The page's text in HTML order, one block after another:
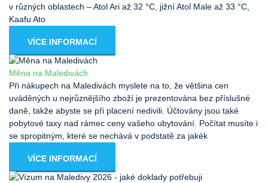
v různých oblastech – Atol Ari až 32 °C, jižní Atol Male až 33 °C,
Kaafu Ato
VÍCE INFORMACÍ
Měna na Maledivách
Při nákupech na Maledivách myslete na to, že většina cen
uváděných u nejrůznějšího zboží je prezentována bez příslušné
daně, takže abyste se při placení nedivili. Účtovány jsou také
pobytové taxy nad rámec ceny vašeho ubytování. Počítat musíte i
se spropitným, které se nechává v podstatě za jakék
VÍCE INFORMACÍ